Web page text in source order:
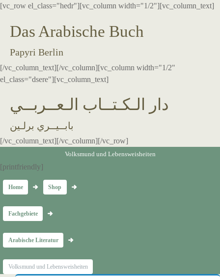
[vc_row el_class="hedr"][vc_column width="1/2"][vc_column_text]
Das Arabische Buch
Papyri Berlin
[/vc_column_text][/vc_column][vc_column width="1/2"
el_class="dsere"][vc_column_text]
دار الـكـتــاب الـعــربــي
بابــيــري برلـين
[/vc_column_text][/vc_column][/vc_row]
Volksmund und Lebensweisheiten
[printfriendly]
Home Shop
Fachgebiete
Arabische Literatur
Volksmund und Lebensweisheiten